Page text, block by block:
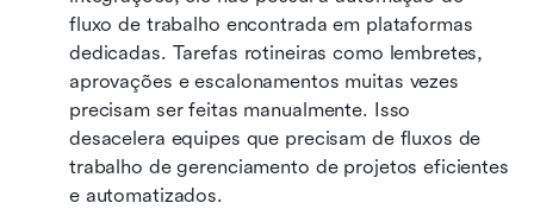
fluxo de trabalho encontrada em plataformas
dedicadas. Tarefas rotineiras como lembretes,
aprovações e escalonamentos muitas vezes
precisam ser feitas manualmente. Isso
desacelera equipes que precisam de fluxos de
trabalho de gerenciamento de projetos eficientes
e automatizados.